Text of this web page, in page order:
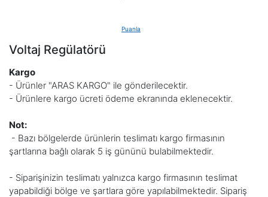
Puanla
Voltaj Regülatörü
Kargo
- Ürünler "ARAS KARGO" ile gönderilecektir.
- Ürünlere kargo ücreti ödeme ekranında eklenecektir.
Not:
- Bazı bölgelerde ürünlerin teslimatı kargo firmasının
şartlarına bağlı olarak 5 iş gününü bulabilmektedir.
- Siparişinizin teslimatı yalnızca kargo firmasının teslimat
yapabildiği bölge ve şartlara göre yapılabilmektedir. Sipariş